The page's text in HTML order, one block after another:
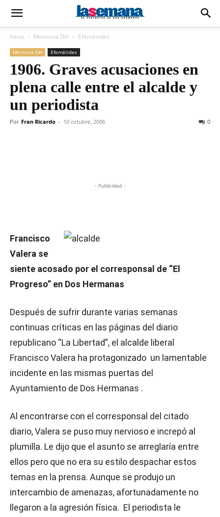
Inicio Memoria DH Efemérides
Memoria DH Efemérides
1906. Graves acusaciones en
plena calle entre el alcalde y
un periodista
Por Fran Ricardo - 10 octubre, 2006 0
- Publicidad -
Francisco
Valera se
siente acosado por el corresponsal de “El
Progreso” en Dos Hermanas
Después de sufrir durante varias semanas
continuas críticas en las páginas del diario
republicano “La Libertad”, el alcalde liberal
Francisco Valera ha protagonizado un lamentable
incidente en las mismas puertas del
Ayuntamiento de Dos Hermanas .
Al encontrarse con el corresponsal del citado
diario, Valera se puso muy nervioso e increpó al
plumilla. Le dijo que el asunto se arreglaría entre
ellos pero que no era su estilo despachar estos
temas en la prensa. Aunque se produjo un
intercambio de amenazas, afortunadamente no
llegaron a la agresión física. El periodista le